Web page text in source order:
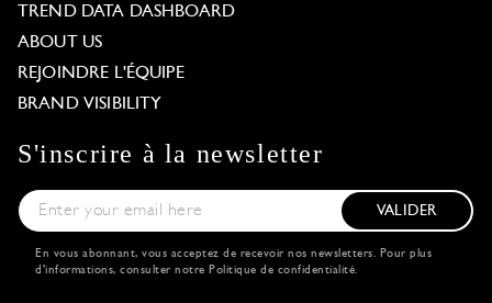
TREND DATA DASHBOARD
ABOUT US
REJOINDRE L'ÉQUIPE
BRAND VISIBILITY
S'inscrire à la newsletter
VALIDER
En vous abonnant, vous acceptez de recevoir nos newsletters. Pour plus
d'informations, consulter notre Politique de confidentialité.